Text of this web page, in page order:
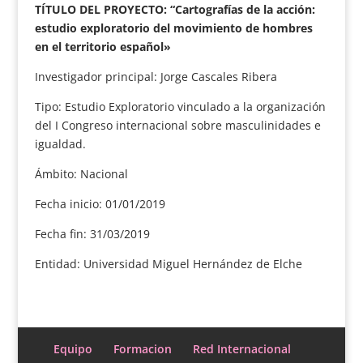
TÍTULO DEL PROYECTO: “Cartografías de la acción:
estudio exploratorio del movimiento de hombres
en el territorio español»
Investigador principal: Jorge Cascales Ribera
Tipo: Estudio Exploratorio vinculado a la organización
del I Congreso internacional sobre masculinidades e
igualdad.
Ámbito: Nacional
Fecha inicio: 01/01/2019
Fecha fin: 31/03/2019
Entidad: Universidad Miguel Hernández de Elche
Equipo Formacion
Red Internacional